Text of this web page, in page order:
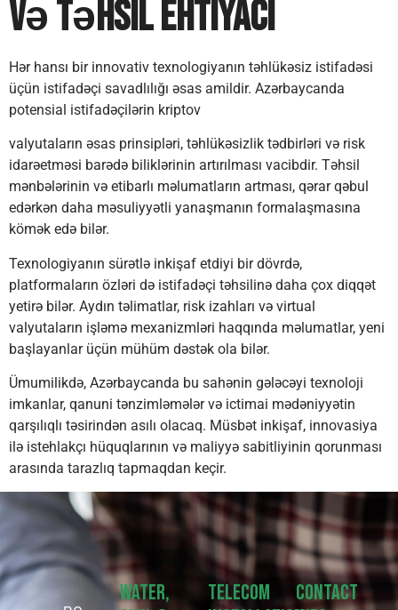
və Təhsil Ehtiyacı
Hər hansı bir innovativ texnologiyanın təhlükəsiz istifadəsi
üçün istifadəçi savadlılığı əsas amildir. Azərbaycanda
potensial istifadəçilərin kriptov
valyutaların əsas prinsipləri, təhlükəsizlik tədbirləri və risk
idarəetməsi barədə biliklərinin artırılması vacibdir. Təhsil
mənbələrinin və etibarlı məlumatların artması, qərar qəbul
edərkən daha məsuliyyətli yanaşmanın formalaşmasına
kömək edə bilər.
Texnologiyanın sürətlə inkişaf etdiyi bir dövrdə,
platformaların özləri də istifadəçi təhsilinə daha çox diqqət
yetirə bilər. Aydın təlimatlar, risk izahları və virtual
valyutaların işləmə mexanizmləri haqqında məlumatlar, yeni
başlayanlar üçün mühüm dəstək ola bilər.
Ümumilikdə, Azərbaycanda bu sahənin gələcəyi texnoloji
imkanlar, qanuni tənzimləmələr və ictimai mədəniyyətin
qarşılıqlı təsirindən asılı olacaq. Müsbət inkişaf, innovasiya
ilə istehlakçı hüquqlarının və maliyyə sabitliyinin qorunması
arasında tarazlıq tapmaqdan keçir.
Water,
Telecom
Contact